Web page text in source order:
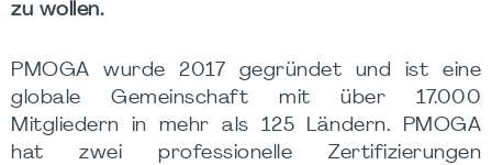
zu wollen.
PMOGA wurde 2017 gegründet und ist eine
globale Gemeinschaft mit über 17.000
Mitgliedern in mehr als 125 Ländern. PMOGA
hat zwei professionelle Zertifizierungen